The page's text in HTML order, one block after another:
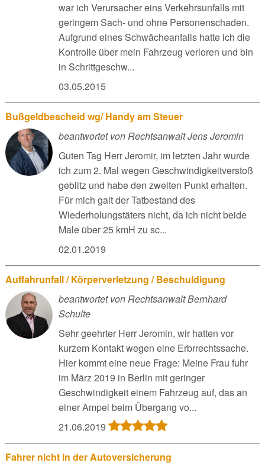
war ich Verursacher eins Verkehrsunfalls mit
geringem Sach- und ohne Personenschaden.
Aufgrund eines Schwächeanfalls hatte ich die
Kontrolle über mein Fahrzeug verloren und bin
in Schrittgeschw...
03.05.2015
Bußgeldbescheid wg/ Handy am Steuer
beantwortet von Rechtsanwalt Jens Jeromin
Guten Tag Herr Jeromir, im letzten Jahr wurde
ich zum 2. Mal wegen Geschwindigkeitverstoß
geblitz und habe den zweiten Punkt erhalten.
Für mich galt der Tatbestand des
Wiederholungstäters nicht, da ich nicht beide
Male über 25 kmH zu sc...
02.01.2019
Auffahrunfall / Körperverletzung / Beschuldigung
beantwortet von Rechtsanwalt Bernhard
Schulte
Sehr geehrter Herr Jeromin, wir hatten vor
kurzem Kontakt wegen eine Erbrrechtssache.
Hier kommt eine neue Frage: Meine Frau fuhr
im März 2019 in Berlin mit geringer
Geschwindigkeit einem Fahrzeug auf, das an
einer Ampel beim Übergang vo...
21.06.2019
Fahrer nicht in der Autoversicherung